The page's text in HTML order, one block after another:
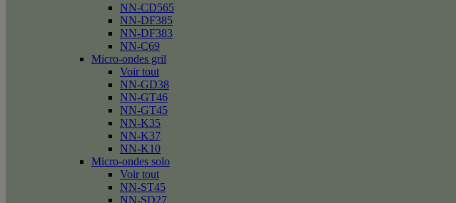
NN-CD565
NN-DF385
NN-DF383
NN-C69
Micro-ondes gril
Voir tout
NN-GD38
NN-GT46
NN-GT45
NN-K35
NN-K37
NN-K10
Micro-ondes solo
Voir tout
NN-ST45
NN-SD27